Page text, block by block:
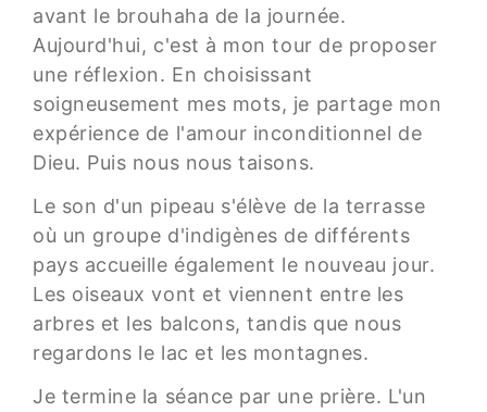
avant le brouhaha de la journée.
Aujourd'hui, c'est à mon tour de proposer
une réflexion. En choisissant
soigneusement mes mots, je partage mon
expérience de l'amour inconditionnel de
Dieu. Puis nous nous taisons.
Le son d'un pipeau s'élève de la terrasse
où un groupe d'indigènes de différents
pays accueille également le nouveau jour.
Les oiseaux vont et viennent entre les
arbres et les balcons, tandis que nous
regardons le lac et les montagnes.
Je termine la séance par une prière. L'un